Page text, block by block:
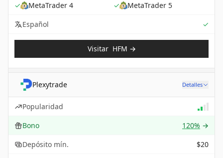
✓
MetaTrader 4 ✓
MetaTrader 5
Español
✓
Visitar HFM →
Plexytrade Detalles
Popularidad
Bono
120% →
Depósito mín.
$20